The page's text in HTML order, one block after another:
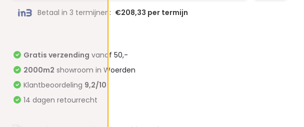
Betaal in 3 termijnen: €208,33 per termijn
Gratis verzending vanaf 50,-
2000m2 showroom in Woerden
Klantbeoordeling 9,2/10
14 dagen retourrecht